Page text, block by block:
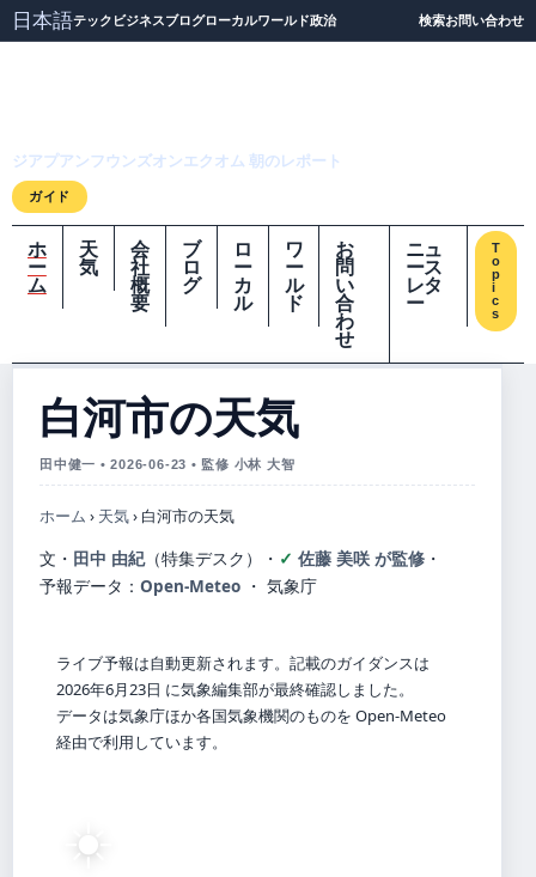
日本語テック ビジネスブログローカルワールド政治 検索お問い合わせ
ジアプアンフウンズオンエクオム 朝のレポート
ガイド
ホ
ー
ム
天
気
会
社
概
要
ブ
ロ
グ
ロ
ー
カ
ル
ワ
ー
ル
ド
お
問
い
合
わ
せ
ニュ
ース
レタ
ー
T
o
p
i
c
s
白河市の天気
田中健一 • 2026-06-23 • 監修 小林 大智
ホーム › 天気› 白河市の天気
文・ 田中 由紀（特集デスク） ・ 佐藤 美咲 が監修 ・
予報データ： Open-Meteo ・ 気象庁
ライブ予報は自動更新されます。記載のガイダンスは
2026年6月23日 に気象編集部が最終確認しました。
データは気象庁ほか各国気象機関のものを Open-Meteo
経由で利用しています。
☀️